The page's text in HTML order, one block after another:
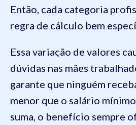
Então, cada categoria
regra de cálculo bem
Essa variação de valores
dúvidas nas mães
garante que ninguém
menor que o salário
suma, o benefício sempre